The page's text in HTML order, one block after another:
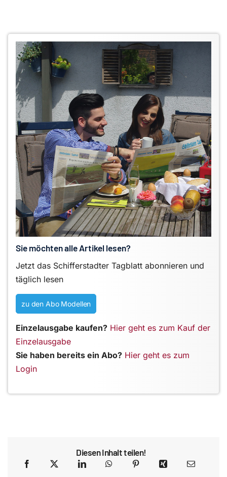
Sie möchten alle Artikel lesen?
Jetzt das Schifferstadter Tagblatt abonnieren und
täglich lesen
zu den Abo Modellen
Einzelausgabe kaufen? Hier geht es zum Kauf der
Einzelausgabe
Sie haben bereits ein Abo? Hier geht es zum
Login
Diesen Inhalt teilen!